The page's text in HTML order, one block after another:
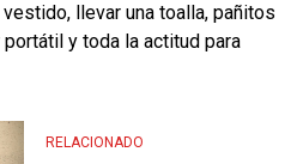
llevar una toalla, pañitos
y toda la actitud para
RELACIONADO